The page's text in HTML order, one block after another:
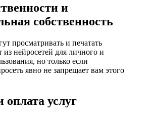
и
собственность
просматривать и печатать
нейросетей для личного и
но только если
явно не запрещает вам этого
оплата услуг